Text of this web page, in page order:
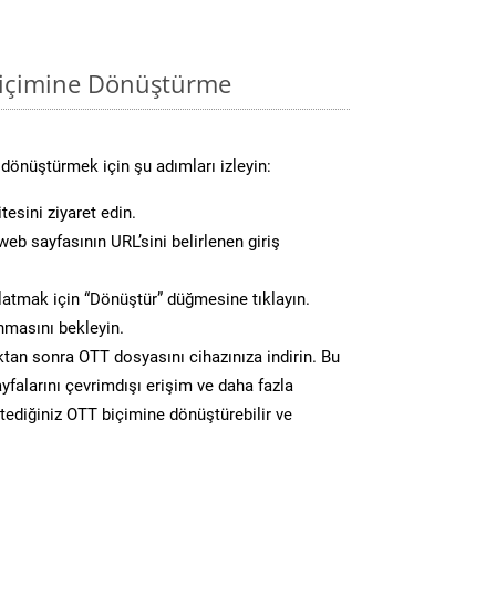
Dönüştürme
için şu adımları izleyin:
ziyaret edin.
sayfasının URL’sini belirlenen giriş
için “Dönüştür” düğmesine tıklayın.
bekleyin.
sonra OTT dosyasını cihazınıza indirin. Bu
çevrimdışı erişim ve daha fazla
OTT biçimine dönüştürebilir ve